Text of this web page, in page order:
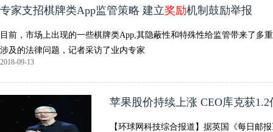
专家支招棋牌类App监管策略 建立奖励机制鼓励举报
目前，市场上出现的一些棋牌类App,其隐蔽性和特殊性给监管带来了多
涉及的法律问题，记者采访了业内专家
2018-09-13
苹果股价持续上涨 CEO库克获
【环球网科技综合报道】据英国《每日邮